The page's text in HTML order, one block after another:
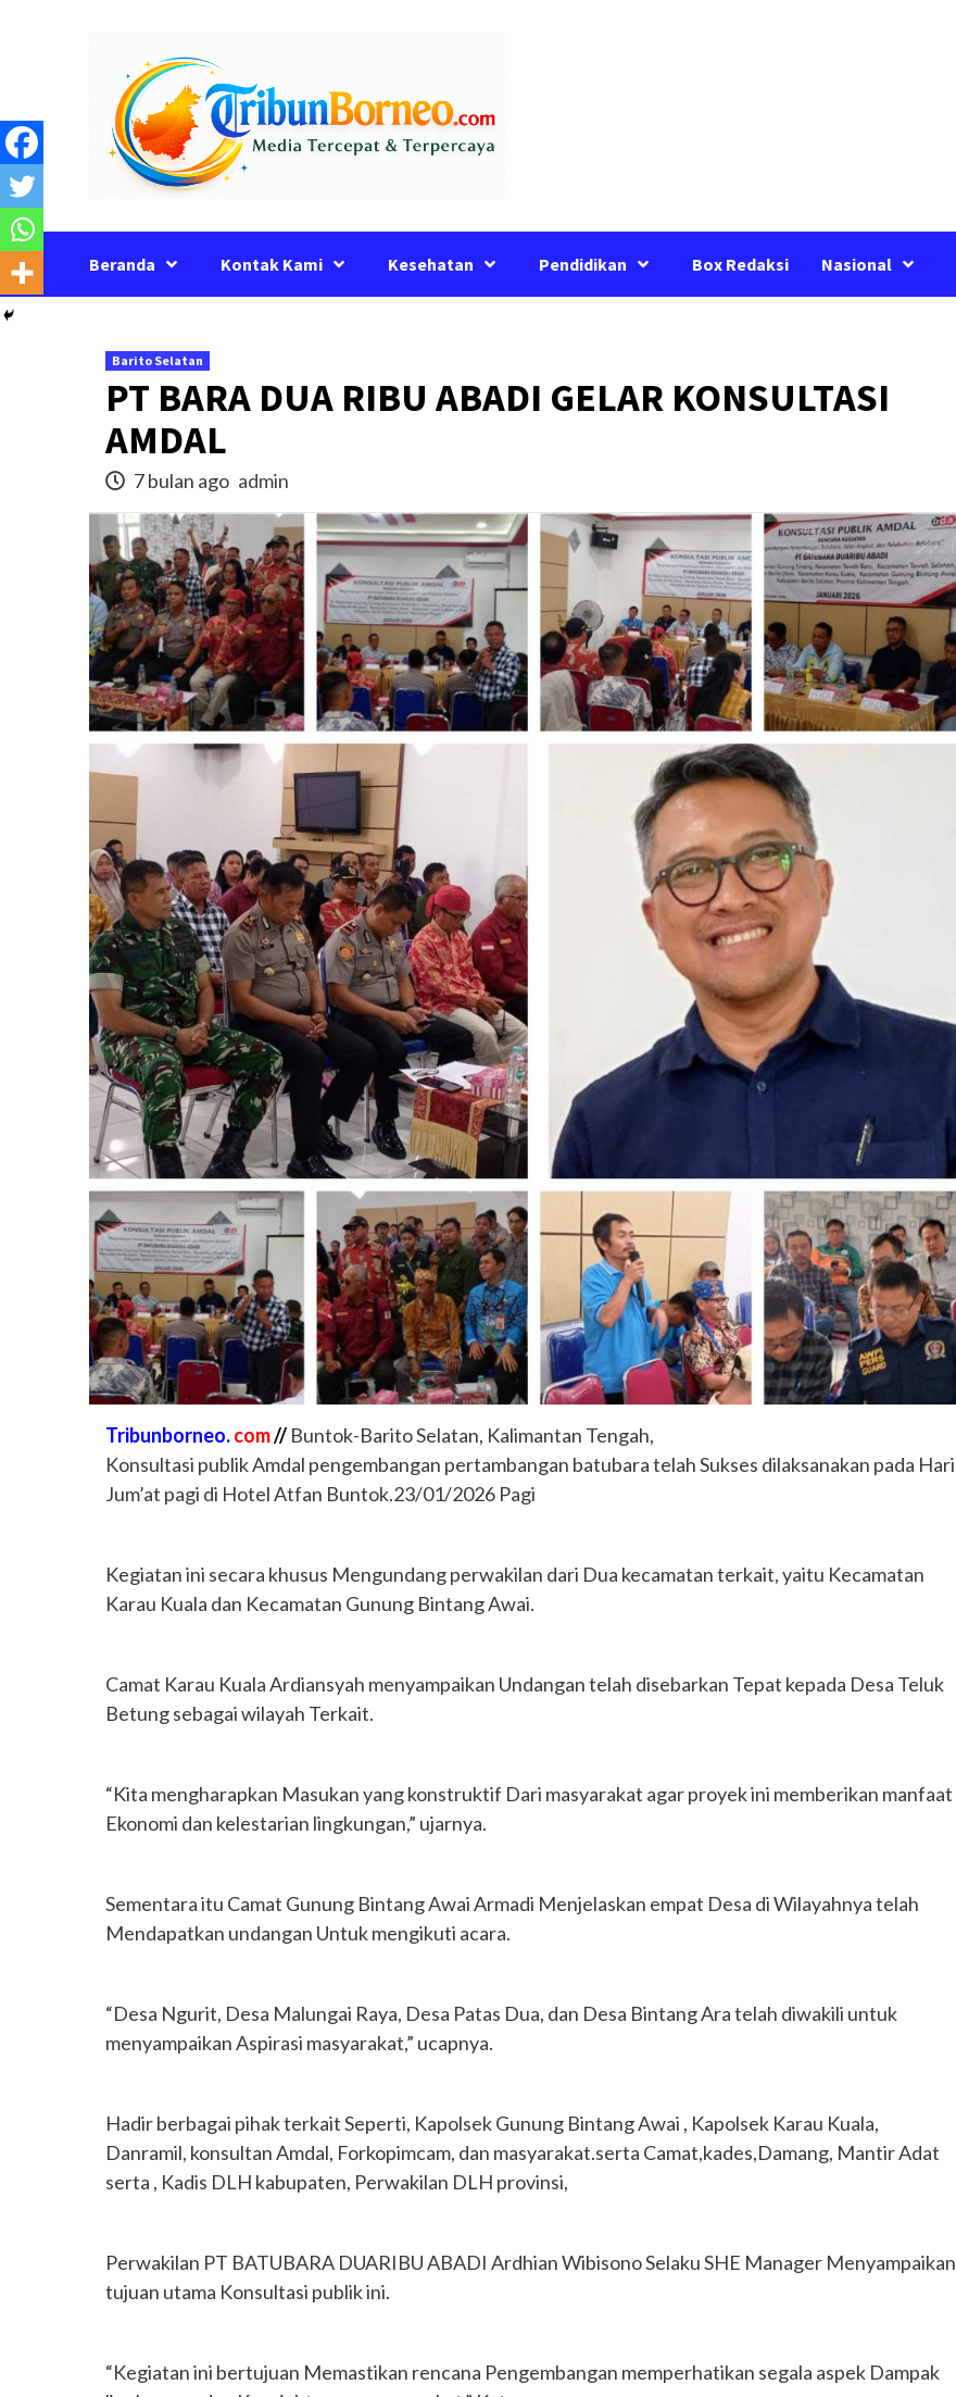
Beranda Kontak Kami Kesehatan Pendidikan Box Redaksi Nasional
Barito Selatan
PT BARA DUA RIBU ABADI GELAR KONSULTASI
AMDAL
7 bulan ago admin
Tribunborneo.com// Buntok-Barito Selatan, Kalimantan Tengah,
Konsultasi publik Amdal pengembangan pertambangan batubara telah Sukses dilaksanakan pada Hari
Jum’at pagi di Hotel Atfan Buntok.23/01/2026 Pagi
Kegiatan ini secara khusus Mengundang perwakilan dari Dua kecamatan terkait, yaitu Kecamatan
Karau Kuala dan Kecamatan Gunung Bintang Awai.
Camat Karau Kuala Ardiansyah menyampaikan Undangan telah disebarkan Tepat kepada Desa Teluk
Betung sebagai wilayah Terkait.
“Kita mengharapkan Masukan yang konstruktif Dari masyarakat agar proyek ini memberikan manfaat
Ekonomi dan kelestarian lingkungan,” ujarnya.
Sementara itu Camat Gunung Bintang Awai Armadi Menjelaskan empat Desa di Wilayahnya telah
Mendapatkan undangan Untuk mengikuti acara.
“Desa Ngurit, Desa Malungai Raya, Desa Patas Dua, dan Desa Bintang Ara telah diwakili untuk
menyampaikan Aspirasi masyarakat,” ucapnya.
Hadir berbagai pihak terkait Seperti, Kapolsek Gunung Bintang Awai , Kapolsek Karau Kuala,
Danramil, konsultan Amdal, Forkopimcam, dan masyarakat.serta Camat,kades,Damang, Mantir Adat
serta , Kadis DLH kabupaten, Perwakilan DLH provinsi,
Perwakilan PT BATUBARA DUARIBU ABADI Ardhian Wibisono Selaku SHE Manager Menyampaikan
tujuan utama Konsultasi publik ini.
“Kegiatan ini bertujuan Memastikan rencana Pengembangan memperhatikan segala aspek Dampak